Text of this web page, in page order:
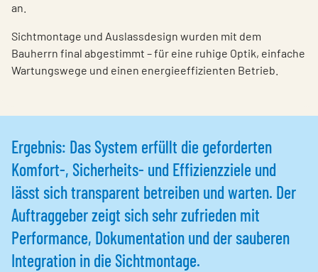
an.
Sichtmontage und Auslassdesign wurden mit dem
Bauherrn final abgestimmt – für eine ruhige Optik, einfache
Wartungswege und einen energieeffizienten Betrieb.
Ergebnis: Das System erfüllt die geforderten
Komfort-, Sicherheits- und Effizienzziele und
lässt sich transparent betreiben und warten. Der
Auftraggeber zeigt sich sehr zufrieden mit
Performance, Dokumentation und der sauberen
Integration in die Sichtmontage.